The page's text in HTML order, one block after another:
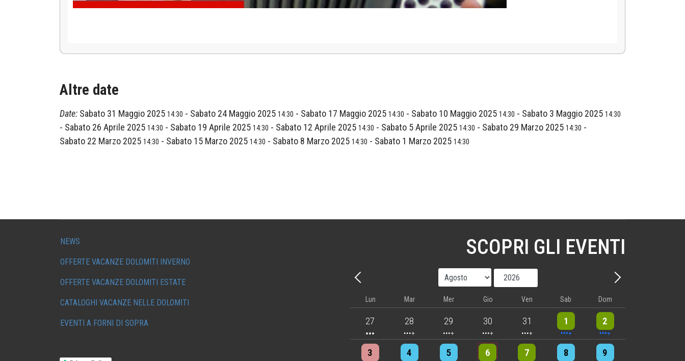
Altre date
Date: Sabato 31 Maggio 2025 14:30 - Sabato 24 Maggio 2025 14:30 - Sabato 17 Maggio 2025 14:30 - Sabato 10 Maggio 2025 14:30 - Sabato 3 Maggio 2025 14:30
- Sabato 26 Aprile 2025 14:30 - Sabato 19 Aprile 2025 14:30 - Sabato 12 Aprile 2025 14:30 - Sabato 5 Aprile 2025 14:30 - Sabato 29 Marzo 2025 14:30 -
Sabato 22 Marzo 2025 14:30 - Sabato 15 Marzo 2025 14:30 - Sabato 8 Marzo 2025 14:30 - Sabato 1 Marzo 2025 14:30
NEWS
OFFERTE VACANZE DOLOMITI INVERNO
OFFERTE VACANZE DOLOMITI ESTATE
CATALOGHI VACANZE NELLE DOLOMITI
EVENTI A FORNI DI SOPRA
SCOPRI GLI EVENTI
Precedente - Mese
Anno
Avanti - Mese
Lun Mar Mer Gio Ven Sab Dom
27
3 events 28
4 events 29
5 events 30
5 events 31
5 events 1
10 events 2
8 events
3
4 events 4
4 events 5
7 events 6
6 events 7
5 events 8
7 events 9
8 events